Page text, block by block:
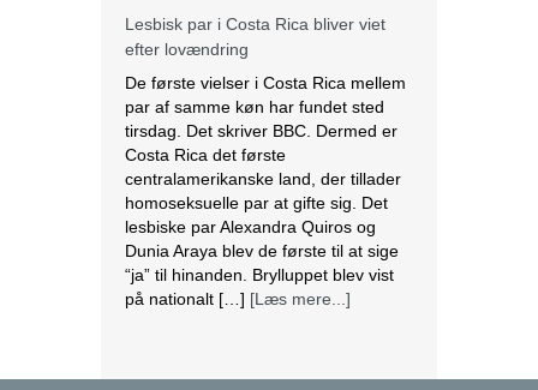
Lesbisk par i Costa Rica bliver viet
efter lovændring
De første vielser i Costa Rica mellem
par af samme køn har fundet sted
tirsdag. Det skriver BBC. Dermed er
Costa Rica det første
centralamerikanske land, der tillader
homoseksuelle par at gifte sig. Det
lesbiske par Alexandra Quiros og
Dunia Araya blev de første til at sige
“ja” til hinanden. Brylluppet blev vist
på nationalt […] [Læs mere...]
og USA for færdige